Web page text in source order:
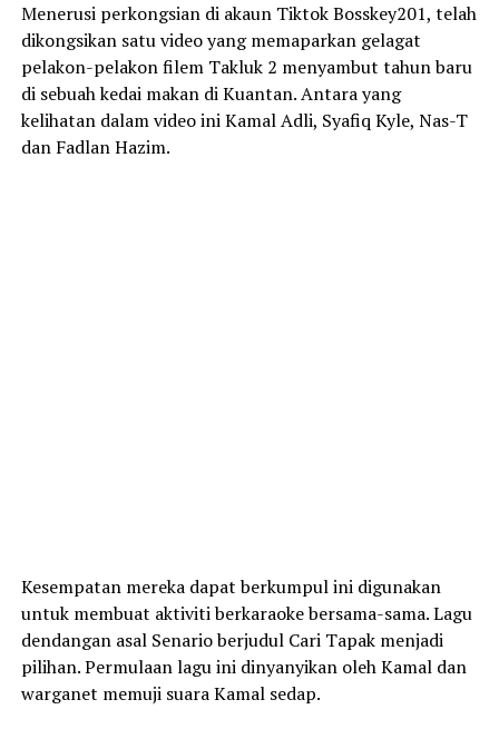
Menerusi perkongsian di akaun Tiktok Bosskey201, telah
dikongsikan satu video yang memaparkan gelagat
pelakon-pelakon filem Takluk 2 menyambut tahun baru
di sebuah kedai makan di Kuantan. Antara yang
kelihatan dalam video ini Kamal Adli, Syafiq Kyle, Nas-T
dan Fadlan Hazim.
Kesempatan mereka dapat berkumpul ini digunakan
untuk membuat aktiviti berkaraoke bersama-sama. Lagu
dendangan asal Senario berjudul Cari Tapak menjadi
pilihan. Permulaan lagu ini dinyanyikan oleh Kamal dan
warganet memuji suara Kamal sedap.